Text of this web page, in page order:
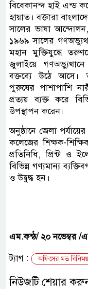
বিবেকানন্দ হাই এন্ড
হায়াত। বক্তারা
সালের ভাষা
১৯৬৯ সালের
মহান মুক্তিযুদ্ধে
জুলাইয়ে
বক্তব্যে উঠে আসে।
পুরুষের পাশাপাশি
প্রত্যয় ব্যক্ত করে
উপস্থাপন করেন।
অনুষ্ঠানে জেলা
কলেজের শিক্ষক-
প্রতিনিধি, প্রিন্ট ও
বিভিন্ন গণ্যমান্য
ও উদ্বুদ্ধ হন।
এম.কন্ঠ/ ২০ নভেম্বর /
ট্যাগ :
অফিসের মত
নিউজটি শেয়ার